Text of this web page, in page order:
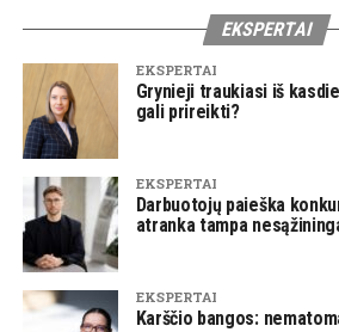
EKSPERTAI
EKSPERTAI
Grynieji traukiasi iš
gali prireikti?
EKSPERTAI
Darbuotojų paieška
atranka tampa
EKSPERTAI
Karščio bangos: